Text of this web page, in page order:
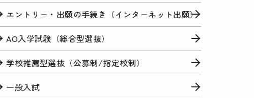
エントリー・出願の手続き（インターネット出願）
AO入学試験（総合型選抜）
学校推薦型選抜（公募制/指定校制）
一般入試